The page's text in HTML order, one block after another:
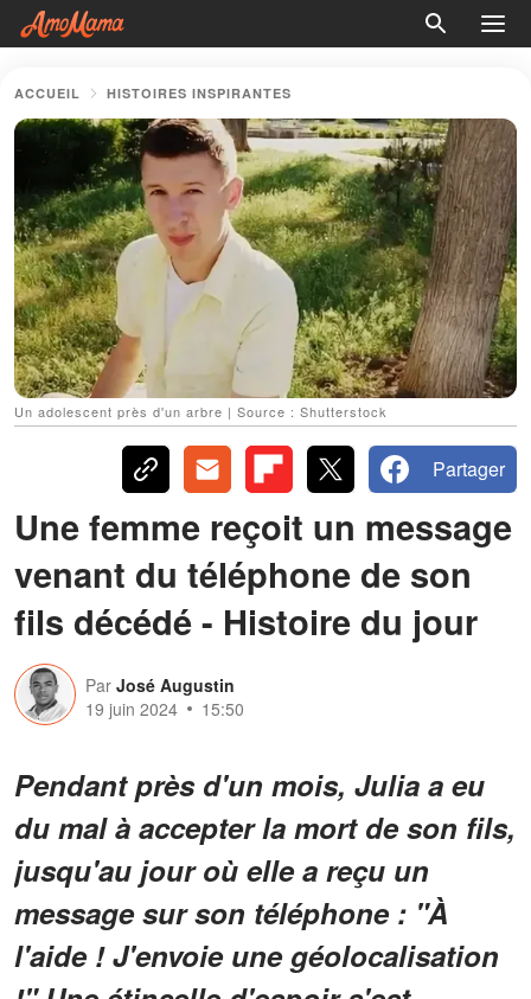
ACCUEIL HISTOIRES INSPIRANTES
Un adolescent près d'un arbre | Source : Shutterstock
Partager
Une femme reçoit un message
venant du téléphone de son
fils décédé - Histoire du jour
Par José Augustin
19 juin 2024
15:50
Pendant près d'un mois, Julia a eu
du mal à accepter la mort de son fils,
jusqu'au jour où elle a reçu un
message sur son téléphone : "À
l'aide ! J'envoie une géolocalisation